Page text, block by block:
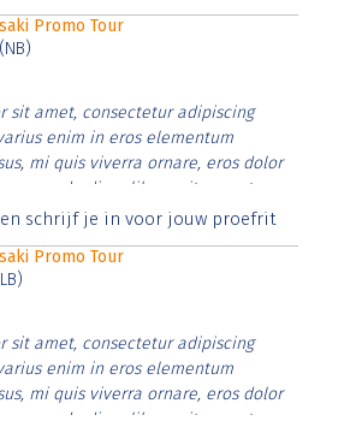
Promo Tour
sit amet, consectetur adipiscing
enim in eros elementum
mi quis viverra ornare, eros dolor
diam libero vitae erat.
et justo cursus id rutrum lorem
schrijf je in voor jouw proefrit
Promo Tour
sit amet, consectetur adipiscing
enim in eros elementum
mi quis viverra ornare, eros dolor
diam libero vitae erat.